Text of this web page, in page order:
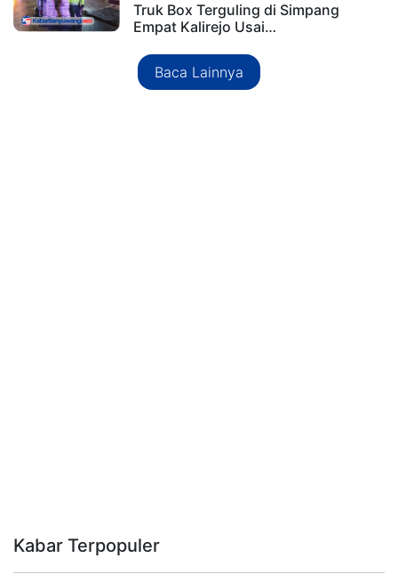
Truk Box Terguling di Simpang
Empat Kalirejo Usai…
Baca Lainnya
Kabar Terpopuler